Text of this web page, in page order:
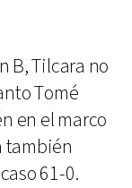
B, Tilcara no
Tomé
en el marco
también
61-0.